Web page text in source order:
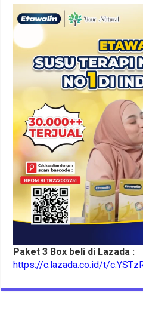
Paket 3 Box beli di Lazada :
https://c.lazada.co.id/t/